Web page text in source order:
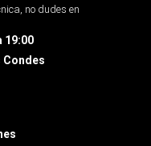
no dudes en
19:00
Condes